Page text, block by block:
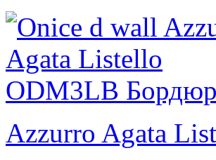
Azzurro Agata